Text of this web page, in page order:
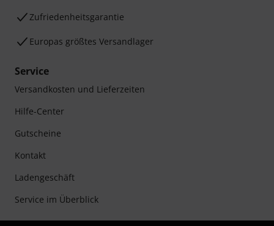
Zufriedenheitsgarantie
Europas größtes Versandlager
Service
Versandkosten und Lieferzeiten
Hilfe-Center
Gutscheine
Kontakt
Ladengeschäft
Service im Überblick